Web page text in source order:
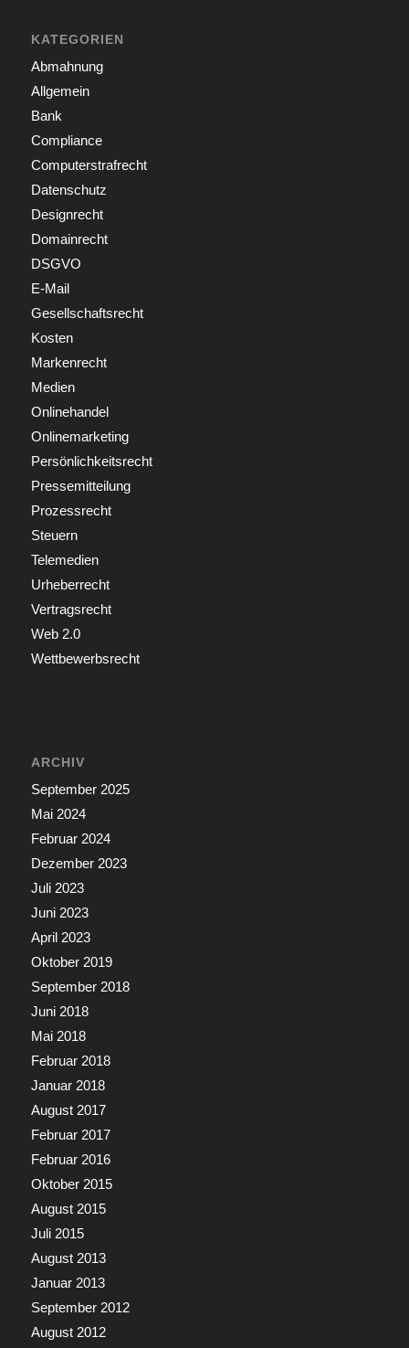
KATEGORIEN
Abmahnung
Allgemein
Bank
Compliance
Computerstrafrecht
Datenschutz
Designrecht
Domainrecht
DSGVO
E-Mail
Gesellschaftsrecht
Kosten
Markenrecht
Medien
Onlinehandel
Onlinemarketing
Persönlichkeitsrecht
Pressemitteilung
Prozessrecht
Steuern
Telemedien
Urheberrecht
Vertragsrecht
Web 2.0
Wettbewerbsrecht
ARCHIV
September 2025
Mai 2024
Februar 2024
Dezember 2023
Juli 2023
Juni 2023
April 2023
Oktober 2019
September 2018
Juni 2018
Mai 2018
Februar 2018
Januar 2018
August 2017
Februar 2017
Februar 2016
Oktober 2015
August 2015
Juli 2015
August 2013
Januar 2013
September 2012
August 2012